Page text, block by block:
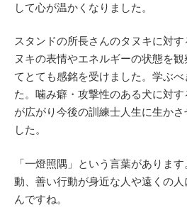
して心が温かくなりました。
スタンドの所長さんのタヌキに対
ヌキの表情やエネルギーの状態を
てとても感銘を受けました。学ぶ
た。噛み癖・攻撃性のある犬に対
が広がり今後の訓練士人生に生か
した。
「一燈照隅」という言葉がありま
動、善い行動が身近な人や遠くの
んですね。